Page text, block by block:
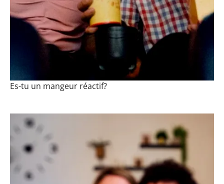
Es-tu un mangeur réactif?